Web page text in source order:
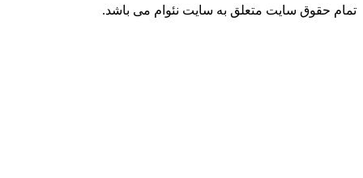
تمام حقوق سایت متعلق به سایت نئوام می باشد.